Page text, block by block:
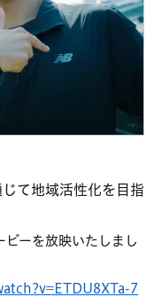
て地域活性化を目指
ビーを放映いたしまし
7